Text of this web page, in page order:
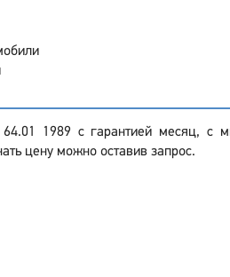
64.01 1989 с гарантией месяц, с
цену можно оставив запрос.